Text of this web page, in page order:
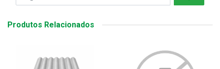
Produtos Relacionados